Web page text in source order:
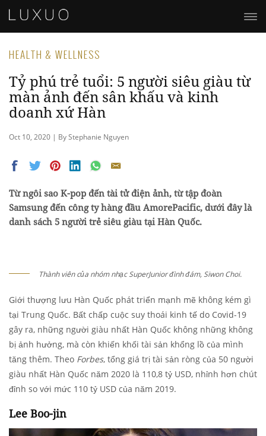
HEALTH & WELLNESS
Tỷ phú trẻ tuổi: 5 người siêu giàu từ
màn ảnh đến sân khấu và kinh
doanh xứ Hàn
Oct 10, 2020 | By Stephanie Nguyen
Từ ngôi sao K-pop đến tài tử điện ảnh, từ tập đoàn
Samsung đến công ty hàng đầu AmorePacific, dưới đây là
danh sách 5 người trẻ siêu giàu tại Hàn Quốc.
Thành viên của nhóm nhạc SuperJunior đình đám, Siwon Choi.
Giới thượng lưu Hàn Quốc phát triển mạnh mẽ không kém gì
tại Trung Quốc. Bất chấp cuộc suy thoái kinh tế do Covid-19
gây ra, những người giàu nhất Hàn Quốc không những không
bị ảnh hưởng, mà còn khiến khối tài sản khổng lồ của mình
tăng thêm. Theo Forbes, tổng giá trị tài sản ròng của 50 người
giàu nhất Hàn Quốc năm 2020 là 110,8 tỷ USD, nhỉnh hơn chút
đỉnh so với mức 110 tỷ USD của năm 2019.
Lee Boo-jin